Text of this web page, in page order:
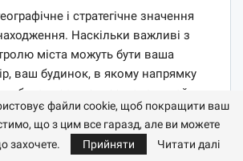
і стратегічне значення
Наскільки важливі з
міста можуть бути ваша
ваш будинок, в якому напрямку
чи буде хтось контролювати цей
опір, якого характеру і так далі.
мінометників, біжіть геть
файли cookie, щоб покращити ваш
що з цим все гаразд, але ви можете
захочете.
Прийняти Читати далі